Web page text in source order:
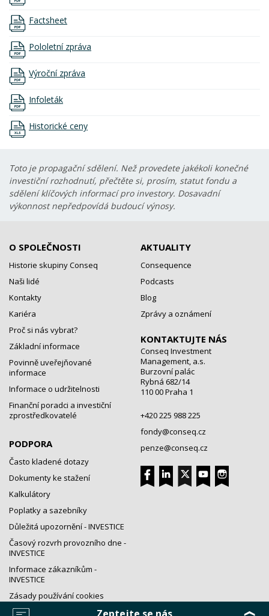
Factsheet
Pololetní zpráva
Výroční zpráva
Infoleták
Historické ceny
Toto je propagační sdělení. Než provedete jakékoli konečné
investiční rozhodnutí, přečtěte si, prosím, statut fondu a
sdělení klíčových informací pro investory. Dosavadní
výkonnost nepředpovídá budoucí výnosy.
O SPOLEČNOSTI
Historie skupiny Conseq
Naši lidé
Kontakty
Kariéra
Proč si nás vybrat?
Základní informace
Povinně uveřejňované
informace
Informace o udržitelnosti
Finanční poradci a investiční
zprostředkovatelé
PODPORA
Často kladené dotazy
Dokumenty ke stažení
Kalkulátory
Poplatky a sazebníky
Důležitá upozornění - INVESTICE
Časový rozvrh provozního dne -
INVESTICE
Informace zákazníkům -
INVESTICE
Zásady používání cookies
AKTUALITY
Consequence
Podcasts
Blog
Zprávy a oznámení
KONTAKTUJTE NÁS
Conseq Investment
Management, a.s.
Burzovní palác
Rybná 682/14
110 00 Praha 1
+420 225 988 225
fondy@conseq.cz
penze@conseq.cz